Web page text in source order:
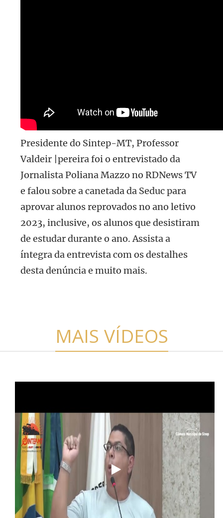
Presidente do Sintep-MT, Professor
Valdeir |pereira foi o entrevistado da
Jornalista Poliana Mazzo no RDNews TV
e falou sobre a canetada da Seduc para
aprovar alunos reprovados no ano letivo
2023, inclusive, os alunos que desistiram
de estudar durante o ano. Assista a
íntegra da entrevista com os destalhes
desta denúncia e muito mais.
MAIS VÍDEOS